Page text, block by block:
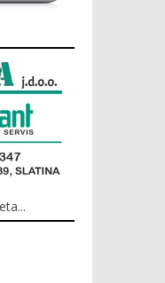
HEP: Bez struje
27.09.2022.
slatina.net